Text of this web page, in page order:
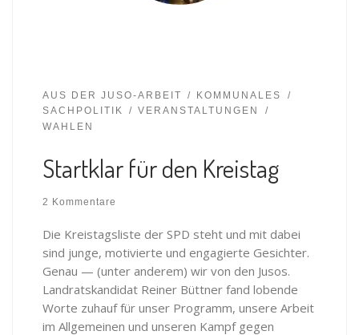
AUS DER JUSO-ARBEIT
KOMMUNALES
SACHPOLITIK
VERANSTALTUNGEN
WAHLEN
Startklar für den Kreistag
2 Kommentare
Die Kreistagsliste der SPD steht und mit dabei
sind junge, motivierte und engagierte Gesichter.
Genau — (unter anderem) wir von den Jusos.
Landratskandidat Reiner Büttner fand lobende
Worte zuhauf für unser Programm, unsere Arbeit
im Allgemeinen und unseren Kampf gegen